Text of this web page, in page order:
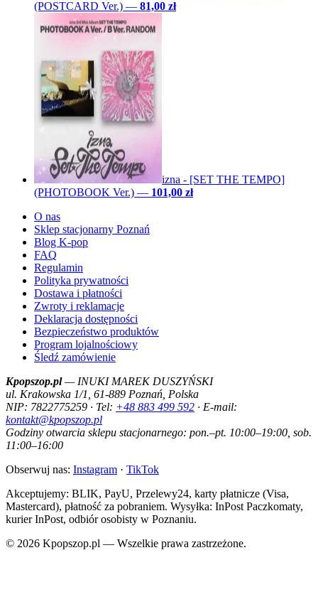
(POSTCARD Ver.) — 81,00 zł
izna - [SET THE TEMPO]
(PHOTOBOOK Ver.) — 101,00 zł
O nas
Sklep stacjonarny Poznań
Blog K-pop
FAQ
Regulamin
Polityka prywatności
Dostawa i płatności
Zwroty i reklamacje
Deklaracja dostępności
Bezpieczeństwo produktów
Program lojalnościowy
Śledź zamówienie
Kpopszop.pl— INUKI MAREK DUSZYŃSKI
ul. Krakowska 1/1, 61-889 Poznań, Polska
NIP: 7822775259 · Tel: +48 883 499 592 · E-mail:
kontakt@kpopszop.pl
Godziny otwarcia sklepu stacjonarnego: pon.–pt. 10:00–19:00, sob.
11:00–16:00
Obserwuj nas: Instagram · TikTok
Akceptujemy: BLIK, PayU, Przelewy24, karty płatnicze (Visa,
Mastercard), płatność za pobraniem. Wysyłka: InPost Paczkomaty,
kurier InPost, odbiór osobisty w Poznaniu.
© 2026 Kpopszop.pl — Wszelkie prawa zastrzeżone.